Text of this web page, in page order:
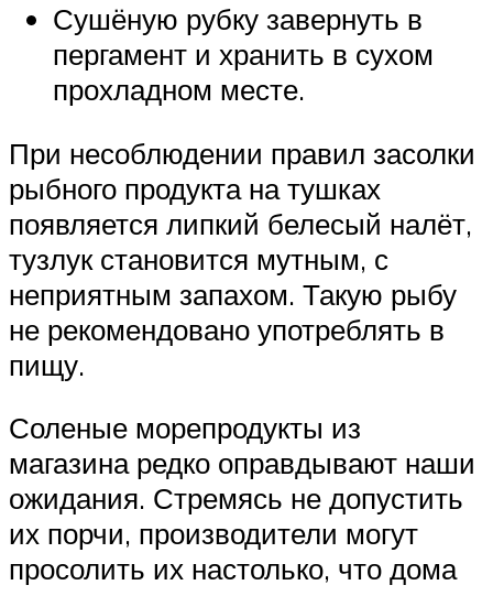
Сушёную рубку завернуть в
пергамент и хранить в сухом
прохладном месте.
При несоблюдении правил засолки
рыбного продукта на тушках
появляется липкий белесый налёт,
тузлук становится мутным, с
неприятным запахом. Такую рыбу
не рекомендовано употреблять в
пищу.
Соленые морепродукты из
магазина редко оправдывают наши
ожидания. Стремясь не допустить
их порчи, производители могут
просолить их настолько, что дома